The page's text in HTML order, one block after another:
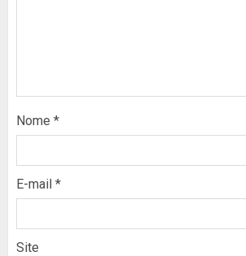
Nome *
E-mail *
Site